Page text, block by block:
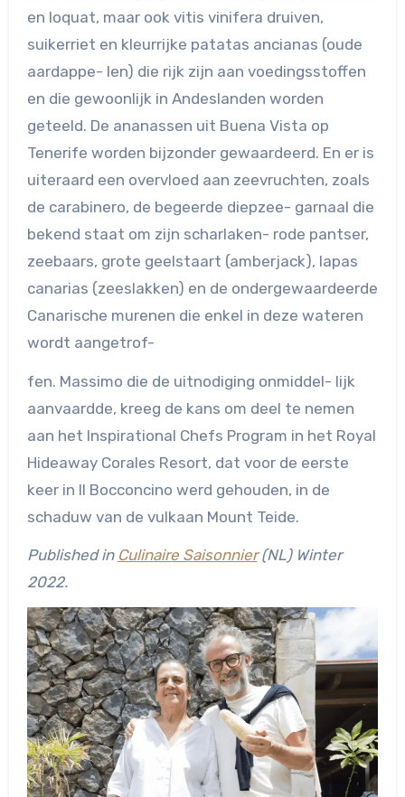
en loquat, maar ook vitis vinifera druiven,
suikerriet en kleurrijke patatas ancianas (oude
aardappe- len) die rijk zijn aan voedingsstoffen
en die gewoonlijk in Andeslanden worden
geteeld. De ananassen uit Buena Vista op
Tenerife worden bijzonder gewaardeerd. En er is
uiteraard een overvloed aan zeevruchten, zoals
de carabinero, de begeerde diepzee- garnaal die
bekend staat om zijn scharlaken- rode pantser,
zeebaars, grote geelstaart (amberjack), lapas
canarias (zeeslakken) en de ondergewaardeerde
Canarische murenen die enkel in deze wateren
wordt aangetrof-
fen. Massimo die de uitnodiging onmiddel- lijk
aanvaardde, kreeg de kans om deel te nemen
aan het Inspirational Chefs Program in het Royal
Hideaway Corales Resort, dat voor de eerste
keer in Il Bocconcino werd gehouden, in de
schaduw van de vulkaan Mount Teide.
Published in Culinaire Saisonnier(NL) Winter
2022.